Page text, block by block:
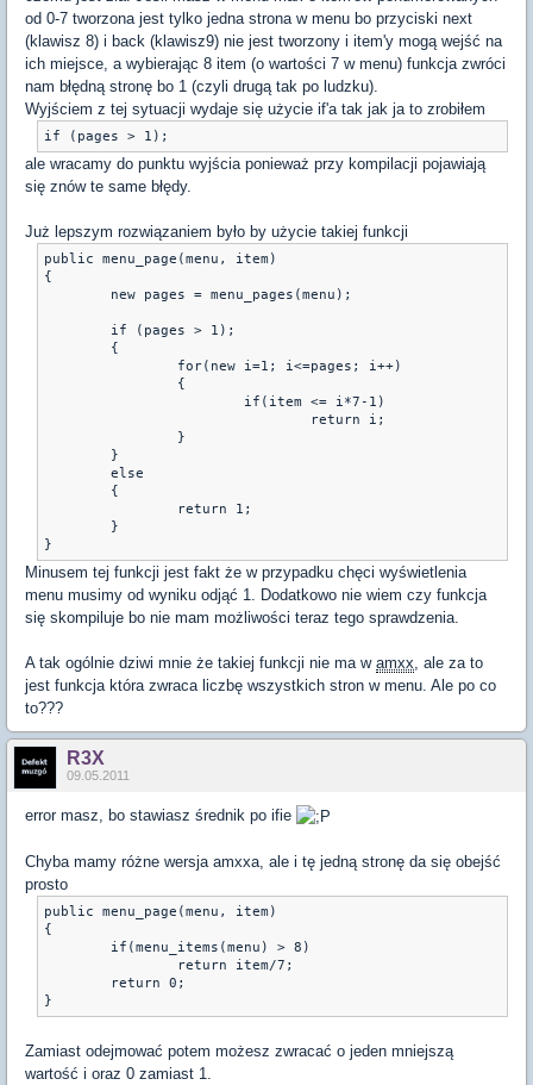
od 0-7 tworzona jest tylko jedna strona w menu bo przyciski next
(klawisz 8) i back (klawisz9) nie jest tworzony i item'y mogą wejść na
ich miejsce, a wybierając 8 item (o wartości 7 w menu) funkcja zwróci
nam błędną stronę bo 1 (czyli drugą tak po ludzku).
Wyjściem z tej sytuacji wydaje się użycie if'a tak jak ja to zrobiłem
if (pages > 1);
ale wracamy do punktu wyjścia ponieważ przy kompilacji pojawiają
się znów te same błędy.
Już lepszym rozwiązaniem było by użycie takiej funkcji
public menu_page(menu, item)
{
}
Minusem tej funkcji jest fakt że w przypadku chęci wyświetlenia
menu musimy od wyniku odjąć 1. Dodatkowo nie wiem czy funkcja
się skompiluje bo nie mam możliwości teraz tego sprawdzenia.
A tak ogólnie dziwi mnie że takiej funkcji nie ma w amxx, ale za to
jest funkcja która zwraca liczbę wszystkich stron w menu. Ale po co
to???
R3X
09.05.2011
error masz, bo stawiasz średnik po ifie
Chyba mamy różne wersja amxxa, ale i tę jedną stronę da się obejść
prosto
public menu_page(menu, item)
{
}
Zamiast odejmować potem możesz zwracać o jeden mniejszą
wartość i oraz 0 zamiast 1.